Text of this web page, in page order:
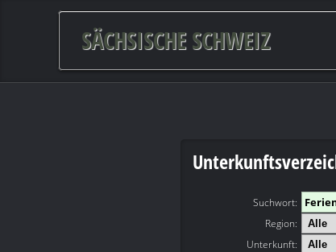
SÄCHSISCHE SCHWEIZ
Suchwort:
Region:
Unterkunft: